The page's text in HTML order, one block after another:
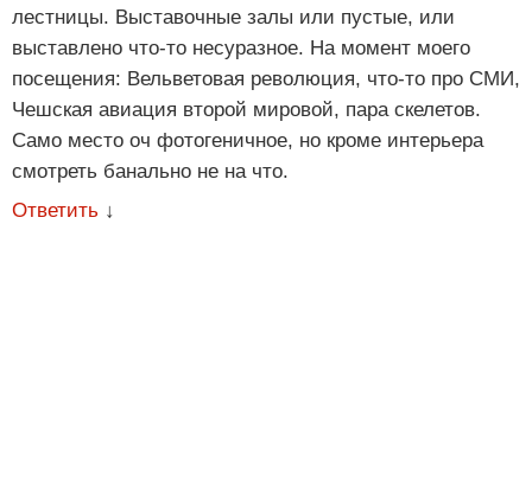
лестницы. Выставочные залы или пустые, или
выставлено что-то несуразное. На момент моего
посещения: Вельветовая революция, что-то про СМИ,
Чешская авиация второй мировой, пара скелетов.
Само место оч фотогеничное, но кроме интерьера
смотреть банально не на что.
Ответить ↓